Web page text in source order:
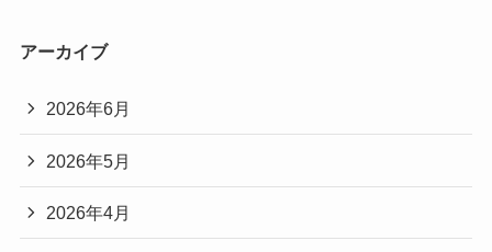
アーカイブ
2026年6月
2026年5月
2026年4月